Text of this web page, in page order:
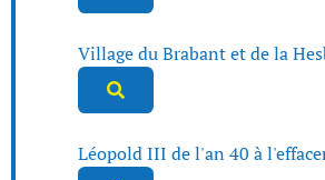
Village du Brabant et de la
Léopold III de l'an 40 à